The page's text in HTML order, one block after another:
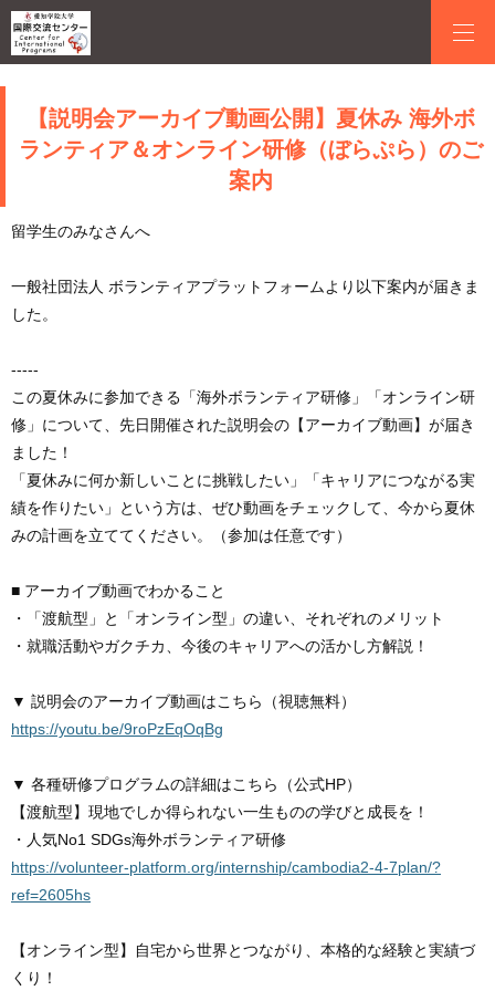
【説明会アーカイブ動画公開】夏休み 海外ボ
ランティア＆オンライン研修（ぼらぷら）のご
案内
留学生のみなさんへ
一般社団法人 ボランティアプラットフォームより以下案内が届きま
した。
-----
この夏休みに参加できる「海外ボランティア研修」「オンライン研
修」について、先日開催された説明会の【アーカイブ動画】が届き
ました！
「夏休みに何か新しいことに挑戦したい」「キャリアにつながる実
績を作りたい」という方は、ぜひ動画をチェックして、今から夏休
みの計画を立ててください。（参加は任意です）
■ アーカイブ動画でわかること
・「渡航型」と「オンライン型」の違い、それぞれのメリット
・就職活動やガクチカ、今後のキャリアへの活かし方解説！
▼ 説明会のアーカイブ動画はこちら（視聴無料）
https://youtu.be/9roPzEqOqBg
▼ 各種研修プログラムの詳細はこちら（公式HP）
【渡航型】現地でしか得られない一生ものの学びと成長を！
・人気No1 SDGs海外ボランティア研修
https://volunteer-platform.org/internship/cambodia2-4-7plan/?
ref=2605hs
【オンライン型】自宅から世界とつながり、本格的な経験と実績づ
くり！